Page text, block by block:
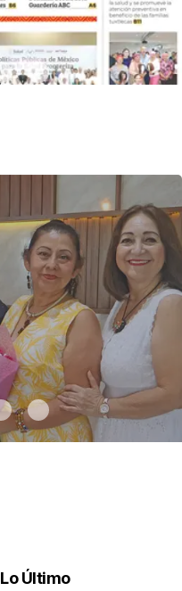
Lo Último